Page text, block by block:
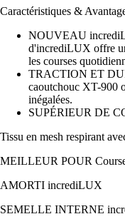
Caractéristiques &
NOUVEAU
d'incrediLUX offre
les courses
TRACTION ET
caoutchouc XT-900
inégalées.
SUPÉRIEUR DE
Tissu en mesh respirant
MEILLEUR POUR
AMORTI incrediLUX
SEMELLE INTERNE